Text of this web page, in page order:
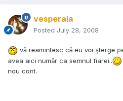
vesperala
Posted July 28, 2008
vă reamintesc că eu voi şterge
avea aici număr ca semnul fiarei..
nou cont.